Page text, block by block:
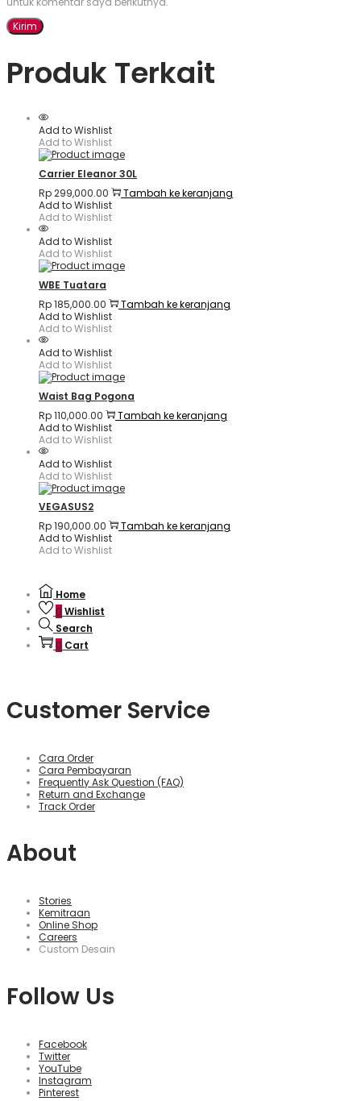
Produk Terkait
Add to Wishlist
Add to Wishlist
Carrier Eleanor 30L
Rp299,000.00
Tambah ke keranjang
Add to Wishlist
Add to Wishlist
Add to Wishlist
Add to Wishlist
WBE Tuatara
Rp185,000.00
Tambah ke keranjang
Add to Wishlist
Add to Wishlist
Add to Wishlist
Add to Wishlist
Waist Bag Pogona
Rp110,000.00
Tambah ke keranjang
Add to Wishlist
Add to Wishlist
Add to Wishlist
Add to Wishlist
VEGASUS2
Rp190,000.00
Tambah ke keranjang
Add to Wishlist
Add to Wishlist
Home
0 Wishlist
Search
0 Cart
Customer Service
Cara Order
Cara Pembayaran
Frequently Ask Question (FAQ)
Return and Exchange
Track Order
About
Stories
Kemitraan
Online Shop
Careers
Custom Desain
Follow Us
Facebook
Twitter
YouTube
Instagram
Pinterest